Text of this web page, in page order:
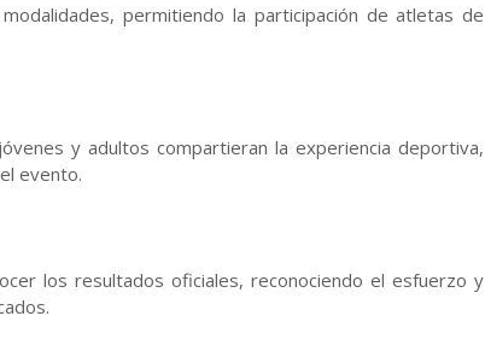
permitiendo la participación de atletas de
y adultos compartieran la experiencia deportiva,
evento.
los resultados oficiales, reconociendo el esfuerzo y